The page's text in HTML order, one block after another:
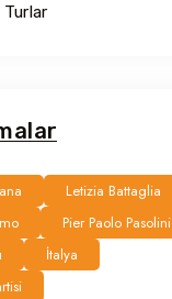
Turlar
Letizia Battaglia
Pier Paolo Pasolini
İtalya